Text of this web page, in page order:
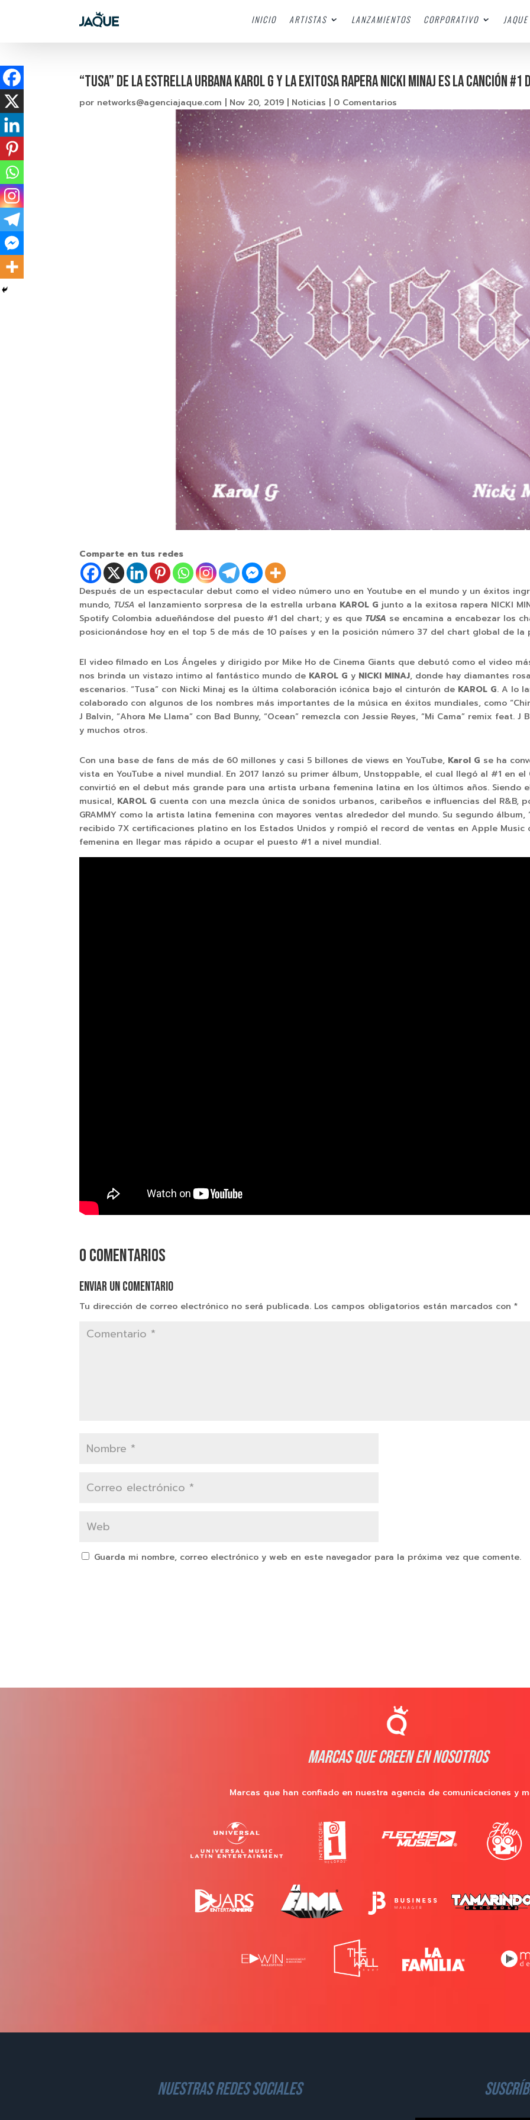
INICIO ARTISTAS LANZAMIENTOS CORPORATIVO
“TUSA” DE LA ESTRELLA URBANA KAROL G Y LA EXITOSA RAPERA NICKI MINAJ ES LA CANCIÓN #1
por networks@agenciajaque.com | Nov 20, 2019 | Noticias | 0 Comentarios
Comparte en tus redes
Después de un espectacular debut como el video número uno en Youtube en el mundo y un éxitos
mundo, TUSA el lanzamiento sorpresa de la estrella urbana KAROL G junto a la exitosa rapera NICKI
Spotify Colombia adueñándose del puesto #1 del chart; y es que TUSA se encamina a encabezar los
posicionándose hoy en el top 5 de más de 10 países y en la posición número 37 del chart global de la
El video filmado en Los Ángeles y dirigido por Mike Ho de Cinema Giants que debutó como el video
nos brinda un vistazo intimo al fantástico mundo de KAROL G y NICKI MINAJ, donde hay diamantes
escenarios. “Tusa” con Nicki Minaj es la última colaboración icónica bajo el cinturón de KAROL G. A lo
colaborado con algunos de los nombres más importantes de la música en éxitos mundiales, como
J Balvin, “Ahora Me Llama” con Bad Bunny, “Ocean” remezcla con Jessie Reyes, “Mi Cama” remix feat. J
y muchos otros.
Con una base de fans de más de 60 millones y casi 5 billones de views en YouTube, Karol G se ha
vista en YouTube a nivel mundial. En 2017 lanzó su primer álbum, Unstoppable, el cual llegó al #1 en
convirtió en el debut más grande para una artista urbana femenina latina en los últimos años. Siendo
musical, KAROL G cuenta con una mezcla única de sonidos urbanos, caribeños e influencias del R&B,
GRAMMY como la artista latina femenina con mayores ventas alrededor del mundo. Su segundo álbum,
recibido 7X certificaciones platino en los Estados Unidos y rompió el record de ventas en Apple
femenina en llegar mas rápido a ocupar el puesto #1 a nivel mundial.
0 comentarios
Enviar un comentario
Tu dirección de correo electrónico no será publicada. Los campos obligatorios están marcados con*
Guarda mi nombre, correo electrónico y web en este navegador para la próxima vez que comente.
MARCAS QUE CREEN EN NOSOTROS
Marcas que han confiado en nuestra agencia de comunicaciones y
nuestras redes sociales